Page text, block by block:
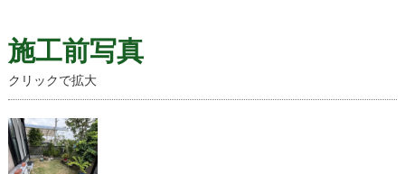
施工前写真
クリックで拡大